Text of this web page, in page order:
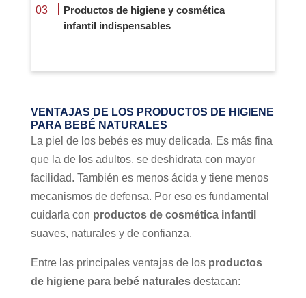
Productos de higiene y cosmética
infantil indispensables
VENTAJAS DE LOS PRODUCTOS DE HIGIENE
PARA BEBÉ NATURALES
La piel de los bebés es muy delicada. Es más fina
que la de los adultos, se deshidrata con mayor
facilidad. También es menos ácida y tiene menos
mecanismos de defensa. Por eso es fundamental
cuidarla con productos de cosmética infantil
suaves, naturales y de confianza.
Entre las principales ventajas de los productos
de higiene para bebé naturalesdestacan: